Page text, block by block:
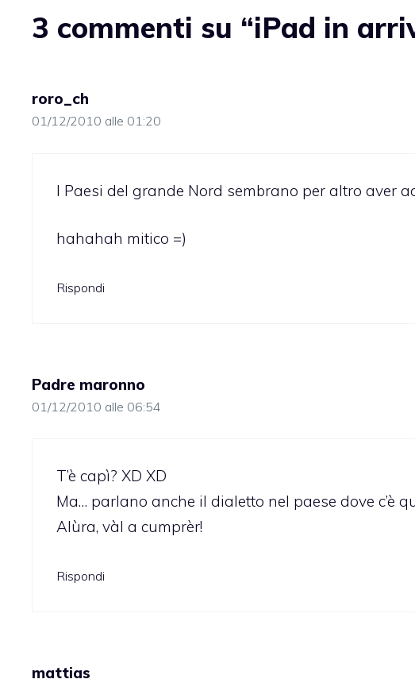
3 commenti su “iPad in
roro_ch
01/12/2010 alle 01:20
I Paesi del grande Nord sembrano per altro aver
hahahah mitico =)
Rispondi
Padre maronno
01/12/2010 alle 06:54
T’è capì? XD XD
Ma… parlano anche il dialetto nel paese dove c’è
Alùra, vàl a cumprèr!
Rispondi
mattias